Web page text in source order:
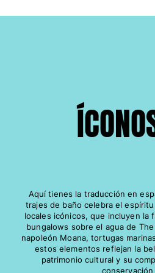
Bolso tote
Pañuelos de playa
Ver todo Pañuelos de playa
Toallas y Ponchos de playa
Zapatos
Calcetines
Ver todo Accesorios Niños
Bolsas
Aquí tienes la traducción en
trajes de baño celebra el
locales icónicos, que incluyen la
bungalows sobre el agua de
napoleón Moana, tortugas
estos elementos reflejan la
patrimonio cultural y su
conservación